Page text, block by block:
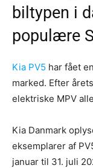
biltypen i
populære
Kia PV5 har fået
marked. Efter
elektriske MPV
Kia Danmark
eksemplarer af
januar til 31. juli